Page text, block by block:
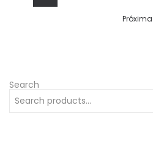
Próxima
Search